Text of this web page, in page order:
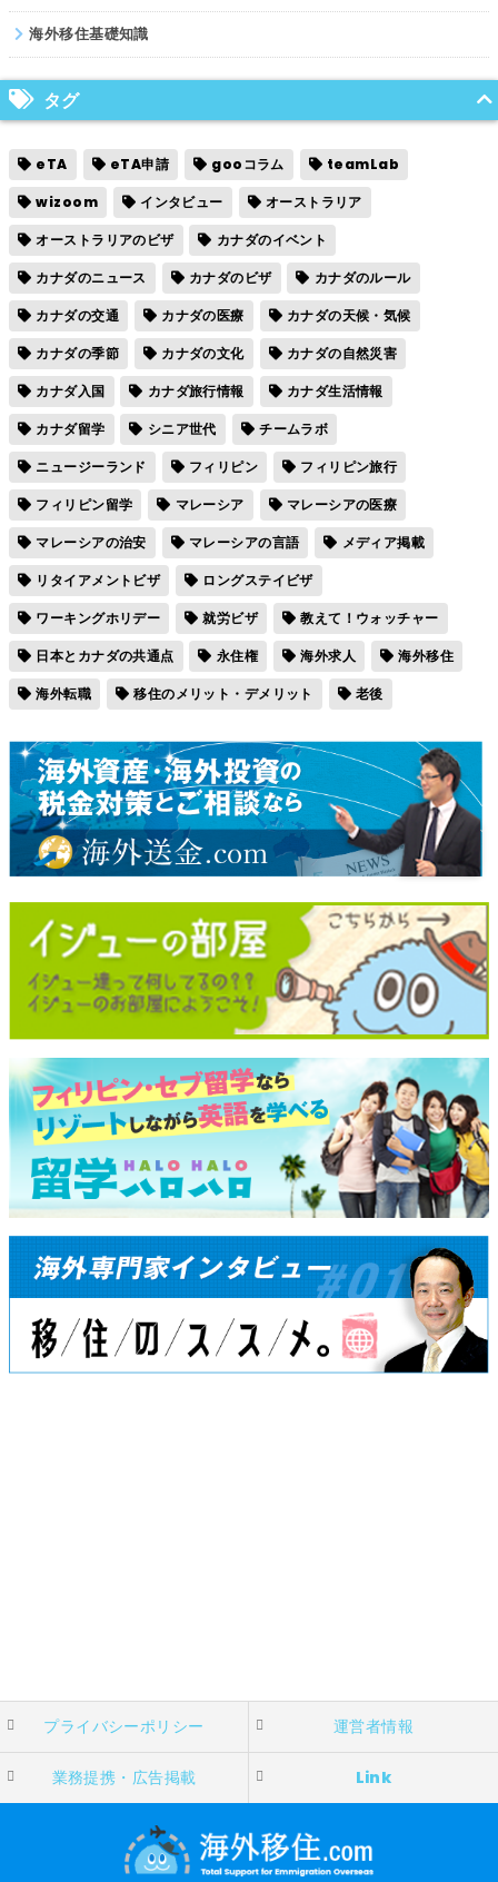
海外移住基礎知識
タグ
eTA eTA申請 gooコラム
teamLab
wizoom
インタビュー
オーストラリア
オーストラリアのビザ
カナダのイベント
カナダのニュース
カナダのビザ
カナダのルール
カナダの交通
カナダの医療
カナダの天候・気候
カナダの季節
カナダの文化
カナダの自然災害
カナダ入国
カナダ旅行情報
カナダ生活情報
カナダ留学
シニア世代
チームラボ
ニュージーランド
フィリピン
フィリピン旅行
フィリピン留学
マレーシア
マレーシアの医療
マレーシアの治安
マレーシアの言語
メディア掲載
リタイアメントビザ
ロングステイビザ
ワーキングホリデー
就労ビザ
教えて！ウォッチャー
日本とカナダの共通点
永住権 海外求人
海外移住
海外転職
移住のメリット・デメリット 老後
プライバシーポリシー 運営者情報
業務提携・広告掲載 Link